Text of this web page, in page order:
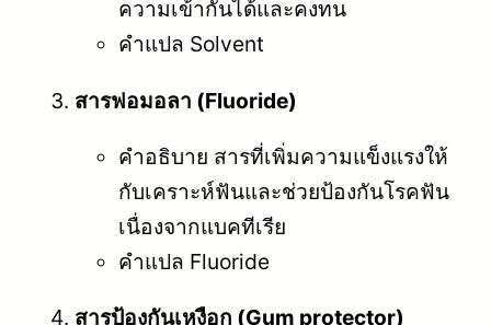
ความเข้ากันได้และคงทน
คำแปล Solvent
สารฟอมอลา (Fluoride)
คำอธิบาย สารที่เพิ่มความแข็งแรงให้
กับเคราะห์ฟันและช่วยป้องกันโรคฟัน
เนื่องจากแบคทีเรีย
คำแปล Fluoride
สารป้องกันเหงือก (Gum protector)